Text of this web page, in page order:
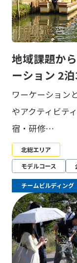
地域課題か
ーション 2
ワーケーション
やアクティビテ
宿・研修…
北総エリア
モデルコース
チームビルディング